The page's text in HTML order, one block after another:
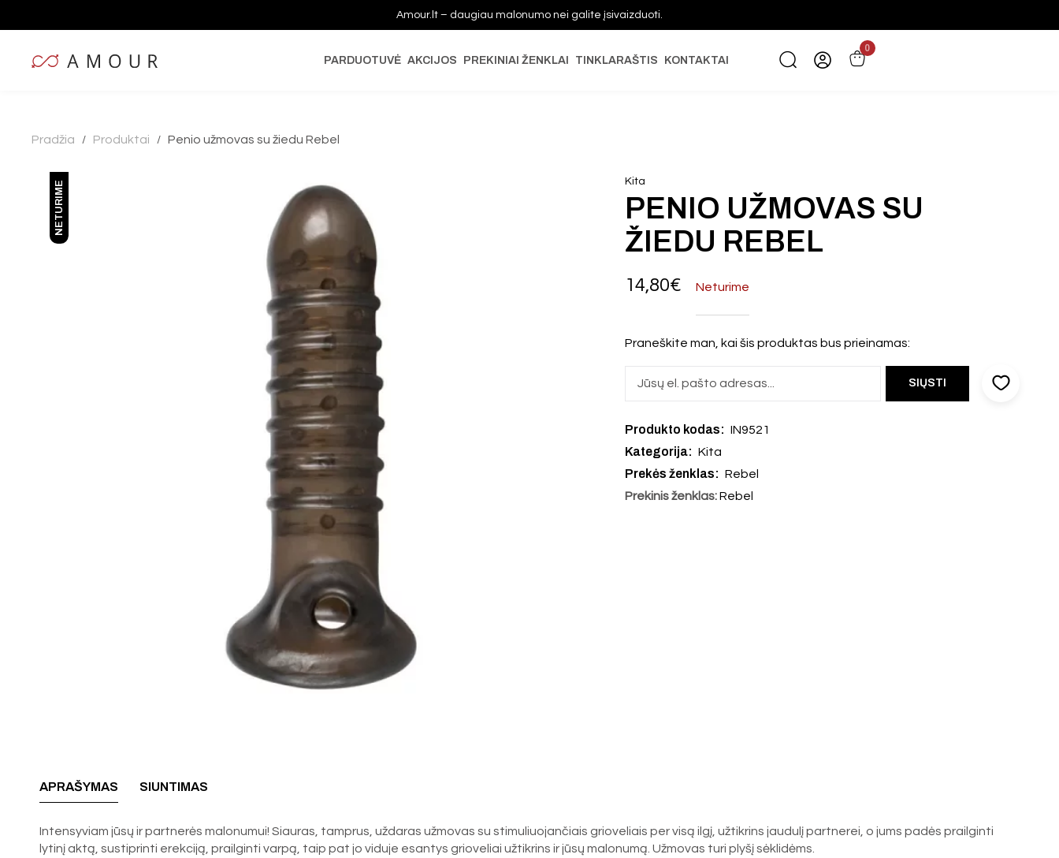
Amour.lt – daugiau malonumo nei galite įsivaizduoti.
PARDUOTUVĖ AKCIJOS PREKINIAI ŽENKLAI TINKLARAŠTIS KONTAKTAI
0
Pradžia / Produktai / Penio užmovas su žiedu Rebel
NETURIME Kita
PENIO UŽMOVAS SU
ŽIEDU REBEL
14,80€ Neturime
Praneškite man, kai šis produktas bus prieinamas:
Produkto kodas: IN9521
Kategorija: Kita
Prekės ženklas: Rebel
Prekinis ženklas:Rebel
APRAŠYMAS SIUNTIMAS
Intensyviam jūsų ir partnerės malonumui! Siauras, tamprus, uždaras užmovas su stimuliuojančiais grioveliais per visą ilgį, užtikrins jaudulį partnerei, o jums padės prailginti
lytinį aktą, sustiprinti erekciją, prailginti varpą, taip pat jo viduje esantys grioveliai užtikrins ir jūsų malonumą. Užmovas turi plyšį sėklidėms.